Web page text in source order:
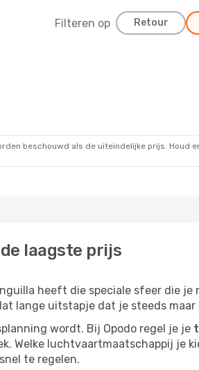
Filteren op Retour
beschouwd als de uiteindelijke prijs. Houd
laagste prijs
heeft die speciale sfeer die je
lange uitstapje dat je steeds
wordt. Bij Opodo regel je je
Welke luchtvaartmaatschappij je
te regelen.